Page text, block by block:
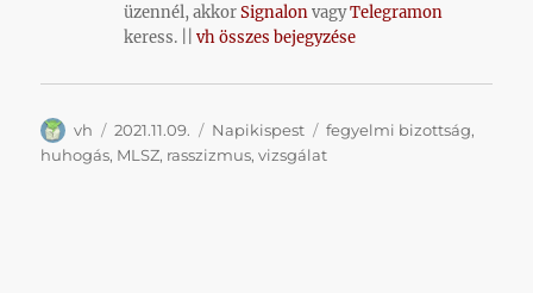
üzennél, akkorSignalonvagyTelegramon
keress. ||vh összes bejegyzése
Szerző
vh Közzétéve
2021.11.09. Kategória
Napikispest Címke
fegyelmi bizottság,
huhogás, MLSZ, rasszizmus,vizsgálat